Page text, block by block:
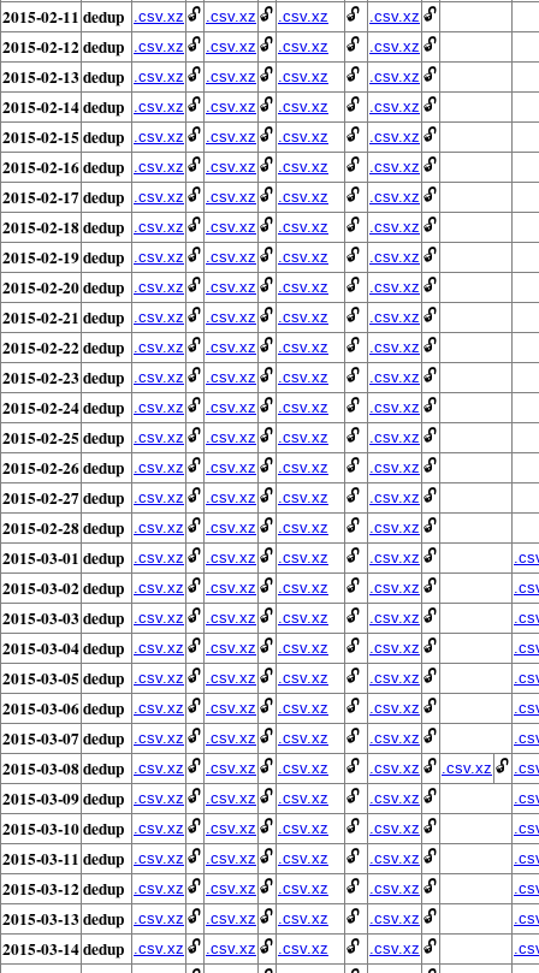
2015-02-11 dedup .csv.xz 🔓 .csv.xz 🔓 .csv.xz 🔓 .csv.xz 🔓
2015-02-12dedup .csv.xz 🔓 .csv.xz 🔓 .csv.xz 🔓 .csv.xz 🔓
2015-02-13dedup .csv.xz 🔓 .csv.xz 🔓 .csv.xz 🔓 .csv.xz 🔓
2015-02-14dedup .csv.xz 🔓 .csv.xz 🔓 .csv.xz 🔓 .csv.xz 🔓
2015-02-15 dedup .csv.xz 🔓 .csv.xz 🔓 .csv.xz 🔓 .csv.xz 🔓
2015-02-16dedup .csv.xz 🔓 .csv.xz 🔓 .csv.xz 🔓 .csv.xz 🔓
2015-02-17dedup .csv.xz 🔓 .csv.xz 🔓 .csv.xz 🔓 .csv.xz 🔓
2015-02-18dedup .csv.xz 🔓 .csv.xz 🔓 .csv.xz 🔓 .csv.xz 🔓
2015-02-19dedup .csv.xz 🔓 .csv.xz 🔓 .csv.xz 🔓 .csv.xz 🔓
2015-02-20dedup .csv.xz 🔓 .csv.xz 🔓 .csv.xz 🔓 .csv.xz 🔓
2015-02-21 dedup .csv.xz 🔓 .csv.xz 🔓 .csv.xz 🔓 .csv.xz 🔓
2015-02-22dedup .csv.xz 🔓 .csv.xz 🔓 .csv.xz 🔓 .csv.xz 🔓
2015-02-23dedup .csv.xz 🔓 .csv.xz 🔓 .csv.xz 🔓 .csv.xz 🔓
2015-02-24dedup .csv.xz 🔓 .csv.xz 🔓 .csv.xz 🔓 .csv.xz 🔓
2015-02-25 dedup .csv.xz 🔓 .csv.xz 🔓 .csv.xz 🔓 .csv.xz 🔓
2015-02-26dedup .csv.xz 🔓 .csv.xz 🔓 .csv.xz 🔓 .csv.xz 🔓
2015-02-27dedup .csv.xz 🔓 .csv.xz 🔓 .csv.xz 🔓 .csv.xz 🔓
2015-02-28dedup .csv.xz 🔓 .csv.xz 🔓 .csv.xz 🔓 .csv.xz 🔓
2015-03-01 dedup .csv.xz 🔓 .csv.xz 🔓 .csv.xz 🔓 .csv.xz 🔓
2015-03-02dedup .csv.xz 🔓 .csv.xz 🔓 .csv.xz 🔓 .csv.xz 🔓
2015-03-03dedup .csv.xz 🔓 .csv.xz 🔓 .csv.xz 🔓 .csv.xz 🔓
2015-03-04dedup .csv.xz 🔓 .csv.xz 🔓 .csv.xz 🔓 .csv.xz 🔓
2015-03-05 dedup .csv.xz 🔓 .csv.xz 🔓 .csv.xz 🔓 .csv.xz 🔓
2015-03-06dedup .csv.xz 🔓 .csv.xz 🔓 .csv.xz 🔓 .csv.xz 🔓
2015-03-07dedup .csv.xz 🔓 .csv.xz 🔓 .csv.xz 🔓 .csv.xz 🔓
2015-03-08dedup .csv.xz 🔓 .csv.xz 🔓 .csv.xz 🔓 .csv.xz 🔓 .csv.xz 🔓
2015-03-09dedup .csv.xz 🔓 .csv.xz 🔓 .csv.xz 🔓 .csv.xz 🔓
2015-03-10dedup .csv.xz 🔓 .csv.xz 🔓 .csv.xz 🔓 .csv.xz 🔓
2015-03-11 dedup .csv.xz 🔓 .csv.xz 🔓 .csv.xz 🔓 .csv.xz 🔓
2015-03-12dedup .csv.xz 🔓 .csv.xz 🔓 .csv.xz 🔓 .csv.xz 🔓
2015-03-13dedup .csv.xz 🔓 .csv.xz 🔓 .csv.xz 🔓 .csv.xz 🔓
2015-03-14dedup .csv.xz 🔓 .csv.xz 🔓 .csv.xz 🔓 .csv.xz 🔓